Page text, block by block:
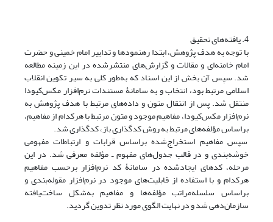
4. یافته‌های تحقیق
با توجه به هدف پژوهش، ابتدا رهنمودها و تدابیر امام خمینی و حضرت
امام خامنه‌ای و مقالات و گزارش‌های منتشرشده در این زمینه مطالعه
شد. سپس آن بخش از این اسناد که به‌طور کلی به سیر تکوین انقلاب
اسلامی مرتبط بود، انتخاب و به سامانۀ مستندات نرم‌افزار مکس‌کیودا
منتقل شد. پس از انتقال متون و داده‌های مرتبط با هدف پژوهش به
نرم‌افزار مکس‌کیودا، مفاهیم موجود و متون مرتبط با هرکدام از مفاهیم،
براساس مؤلفه‌های مرتبط به روش کدگذاری باز، کدگذاری شد.
سپس مفاهیم استخراج‌شده براساس قرابات و ارتباطات مفهومی
خوشه‌بندی و در قالب جدول‌های مفهوم ـ مؤلفه معرفی شد. در این
مرحله، کدهای ایجادشده در سامانۀ کد نرم‌افزار برحسب مفاهیم
هرکدام و با استفاده از قابلیت‌های موجود در نرم‌افزار مقوله‌بندی و
براساس سلسله‌مراتب مؤلفه‌ها و مفاهیم به‌شکل ساخت‌یافته
سازما‌ن‌‌دهی شد و در نهایت الگوی مورد نظر تدوین گردید.